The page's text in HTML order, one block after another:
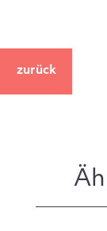
zurück